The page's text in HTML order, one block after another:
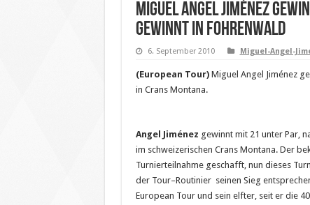
Miguel Angel Jiménez
gewinnt in Fohrenwald
6. September 2010 Miguel-Angel-
(European Tour)Miguel Angel Jiménez
in Crans Montana.
Angel Jiménez gewinnt mit 21 unter Par,
im schweizerischen Crans Montana. Der
Turnierteilnahme geschafft, nun dieses
der Tour–Routinier seinen Sieg
European Tour und sein elfter, seit er die